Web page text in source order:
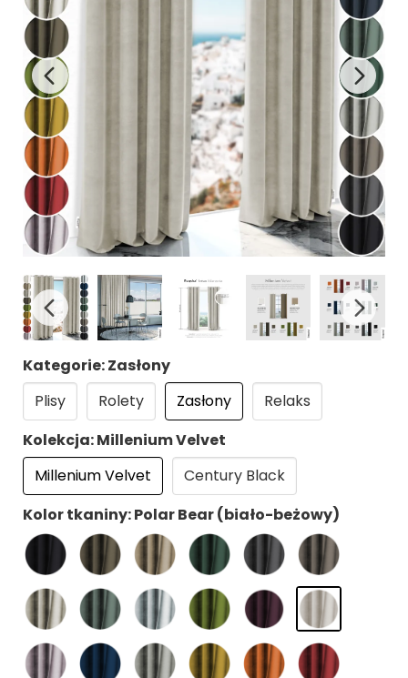
Kategorie: Zasłony
Plisy
Rolety Zasłony
Relaks
Kolekcja: Millenium Velvet
Millenium Velvet
Century Black
Kolor tkaniny: Polar Bear (biało-beżowy)